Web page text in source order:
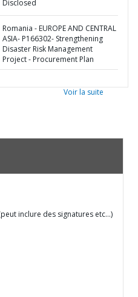
Disclosed
Romania - EUROPE AND CENTRAL
ASIA- P166302- Strengthening
Disaster Risk Management
Project - Procurement Plan
Voir la suite
inclure des signatures etc…)